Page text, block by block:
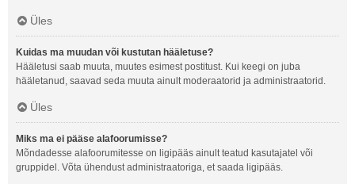
Üles
Kuidas ma muudan või kustutan hääletuse?
Hääletusi saab muuta, muutes esimest postitust. Kui keegi on juba
hääletanud, saavad seda muuta ainult moderaatorid ja administraatorid.
Üles
Miks ma ei pääse alafoorumisse?
Mõndadesse alafoorumitesse on ligipääs ainult teatud kasutajatel või
gruppidel. Võta ühendust administraatoriga, et saada ligipääs.